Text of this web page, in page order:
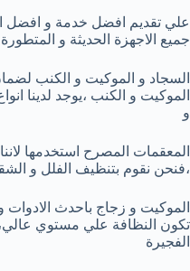
علي تقديم افضل خدمة و افضل
جميع الاجهزة الحديثة و
السجاد و الموكيت و الكنب
الموكيت و الكنب ،يوجد لدينا
و
المعقمات المصرح استخدمها
،فنحن نقوم بتنظيف الفلل و
الموكيت و زجاج باحدث الادوات
تكون النظافة علي مستوي
الفجيرة